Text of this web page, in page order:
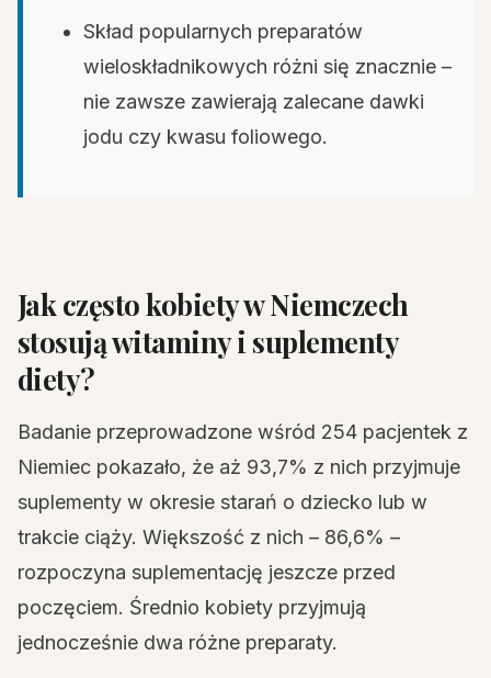
Skład popularnych preparatów
wieloskładnikowych różni się znacznie –
nie zawsze zawierają zalecane dawki
jodu czy kwasu foliowego.
Jak często kobiety w Niemczech
stosują witaminy i suplementy
diety?
Badanie przeprowadzone wśród 254 pacjentek z
Niemiec pokazało, że aż 93,7% z nich przyjmuje
suplementy w okresie starań o dziecko lub w
trakcie ciąży. Większość z nich – 86,6% –
rozpoczyna suplementację jeszcze przed
poczęciem. Średnio kobiety przyjmują
jednocześnie dwa różne preparaty.